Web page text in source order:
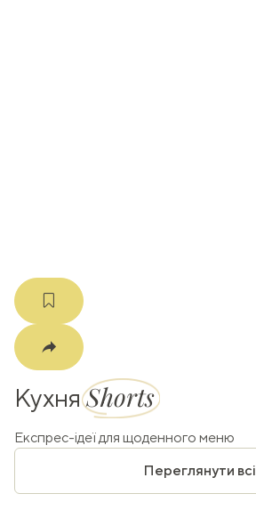
КухняShorts
Експрес-ідеї для щоденного меню
Переглянути всі